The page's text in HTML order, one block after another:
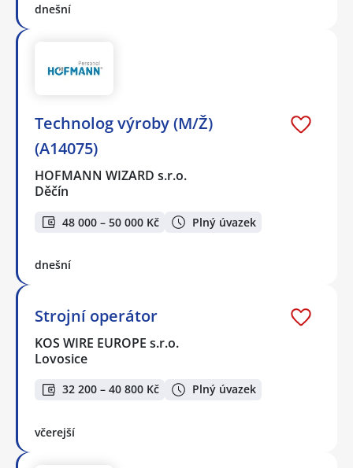
dnešní
Technolog výroby (M/Ž)
(A14075)
HOFMANN WIZARD s.r.o.
Děčín
48 000 – 50 000 Kč Plný úvazek
dnešní
Strojní operátor
KOS WIRE EUROPE s.r.o.
Lovosice
32 200 – 40 800 Kč Plný úvazek
včerejší